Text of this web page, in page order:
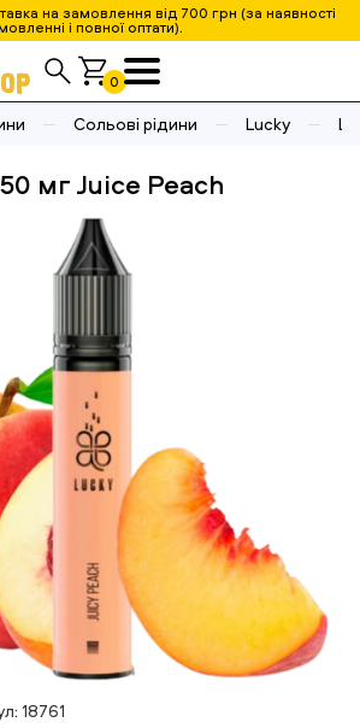
на замовлення від 700 грн (за наявності
і повної оптати).
0
Сольові рідини Lucky
мг Juice Peach
18761